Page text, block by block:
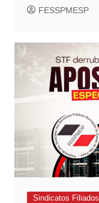
FESSPMESP
Sindicatos Filiados